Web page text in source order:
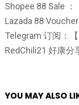
Shopee 88 Sale ：
Lazada 88
Telegram 订阅：【
RedChili21 好康分
YOU MAY ALSO